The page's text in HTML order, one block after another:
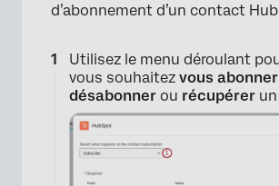
d’abonnement d’un contact
Utilisez le menu déroulant
vous souhaitez vous abonner
désabonner ou récupérer